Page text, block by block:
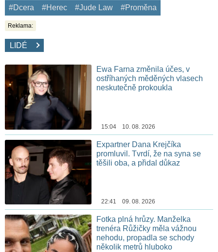
#Dcera #Herec #Jude Law #Proměna
Reklama:
LIDÉ
Ewa Farna změnila účes, v
ostříhaných měděných vlasech
neskutečně prokoukla
15:04 10. 08. 2026
Expartner Dana Krejčíka
promluvil. Tvrdí, že na syna se
těšili oba, a přidal důkaz
22:41 09. 08. 2026
Fotka plná hrůzy. Manželka
trenéra Růžičky měla vážnou
nehodu, propadla se schody
několik metrů hluboko